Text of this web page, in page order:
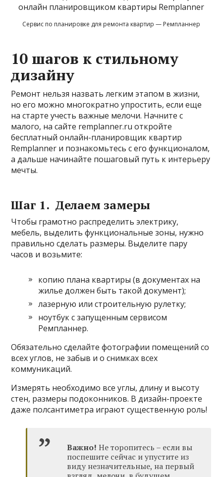
Сервис по планировке для ремонта квартир — Ремпланнер
10 шагов к стильному
дизайну
Ремонт нельзя назвать легким этапом в жизни,
но его можно многократно упростить, если еще
на старте учесть важные мелочи. Начните с
малого, на сайте remplanner.ru откройте
бесплатный онлайн-планировщик квартир
Remplanner и познакомьтесь с его функционалом,
а дальше начинайте пошаговый путь к интерьеру
мечты.
Шаг 1. Делаем замеры
Чтобы грамотно распределить электрику,
мебель, выделить функциональные зоны, нужно
правильно сделать размеры. Выделите пару
часов и возьмите:
копию плана квартиры (в документах на
жилье должен быть такой документ);
лазерную или строительную рулетку;
ноутбук с запущенным сервисом
Ремпланнер.
Обязательно сделайте фотографии помещений со
всех углов, не забыв и о снимках всех
коммуникаций.
Измерять необходимо все углы, длину и высоту
стен, размеры подоконников. В дизайн-проекте
даже полсантиметра играют существенную роль!
Важно! Не торопитесь – если вы
поспешите сейчас и упустите из
виду незначительные, на первый